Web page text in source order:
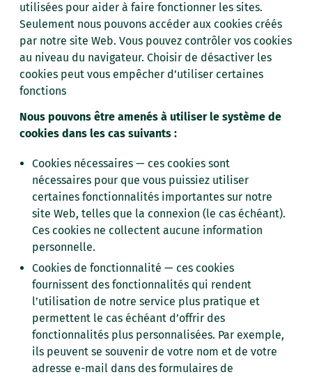
utilisées pour aider à faire fonctionner les sites.
Seulement nous pouvons accéder aux cookies créés
par notre site Web. Vous pouvez contrôler vos cookies
au niveau du navigateur. Choisir de désactiver les
cookies peut vous empêcher d’utiliser certaines
fonctions
Nous pouvons être amenés à utiliser le système de
cookies dans les cas suivants :
Cookies nécessaires — ces cookies sont
nécessaires pour que vous puissiez utiliser
certaines fonctionnalités importantes sur notre
site Web, telles que la connexion (le cas échéant).
Ces cookies ne collectent aucune information
personnelle.
Cookies de fonctionnalité — ces cookies
fournissent des fonctionnalités qui rendent
l’utilisation de notre service plus pratique et
permettent le cas échéant d’offrir des
fonctionnalités plus personnalisées. Par exemple,
ils peuvent se souvenir de votre nom et de votre
adresse e-mail dans des formulaires de